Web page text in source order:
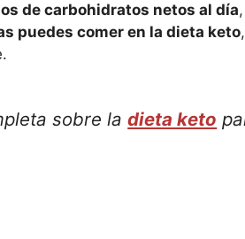
de carbohidratos netos al día
puedes comer en la dieta keto
sobre ladieta keto